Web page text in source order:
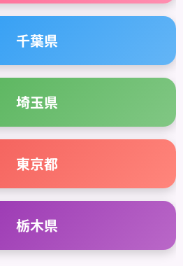
🌊 千葉県
🍀 埼玉県
🏙 東京都
🌳 栃木県